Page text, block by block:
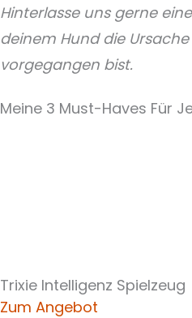
Hinterlasse uns gerne
deinem Hund die
vorgegangen bist.
Meine 3 Must-Haves Für
Trixie Intelligenz Spielzeug
Zum Angebot